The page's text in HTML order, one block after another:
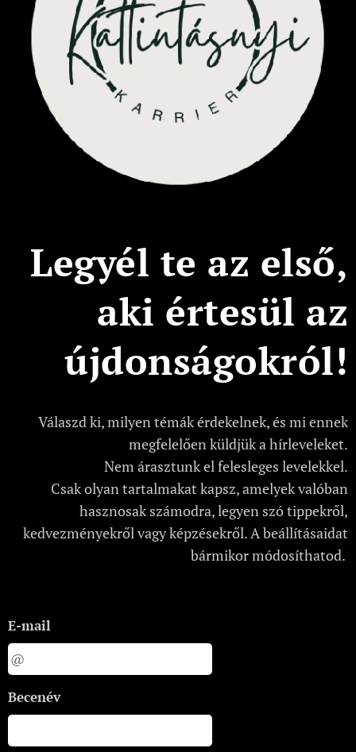
Legyél te az első,
aki értesül az
újdonságokról!
Válaszd ki, milyen témák érdekelnek, és mi ennek
megfelelően küldjük a hírleveleket.
Nem árasztunk el felesleges levelekkel.
Csak olyan tartalmakat kapsz, amelyek valóban
hasznosak számodra, legyen szó tippekről,
kedvezményekről vagy képzésekről. A beállításaidat
bármikor módosíthatod.
E-mail
Becenév